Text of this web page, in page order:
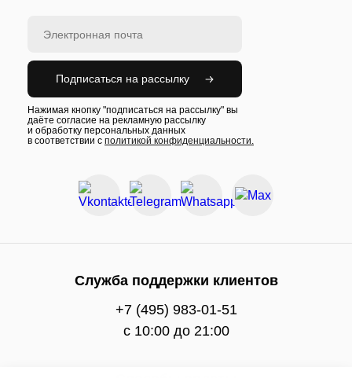
Подписаться на рассылку
Нажимая кнопку "подписаться на рассылку" вы
даёте согласие на рекламную рассылку
и обработку персональных данных
в соответствии с политикой конфиденциальности.
Служба поддержки клиентов
+7 (495) 983-01-51
c 10:00 до 21:00